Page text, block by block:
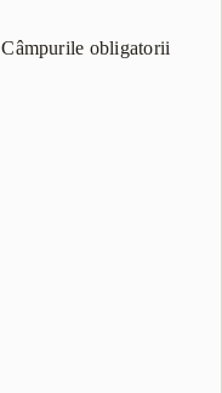
Câmpurile obligatorii